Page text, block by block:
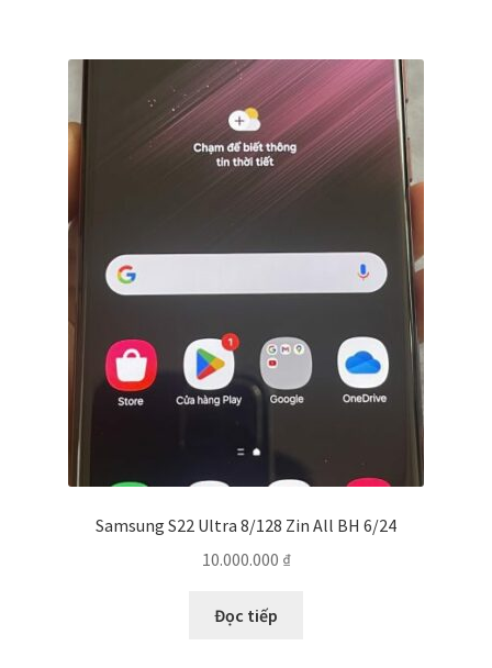
Samsung S22 Ultra 8/128 Zin All BH 6/24
10.000.000 ₫
Đọc tiếp